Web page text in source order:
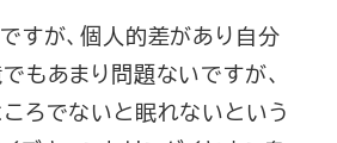
すが、個人的差があり自分
もあまり問題ないですが、
ろでないと眠れないという